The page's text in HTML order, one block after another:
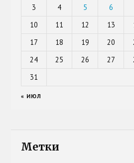
3
4 5 6
10
11 12 13
17
18 19 20
24
25 26 27
31
« ИЮЛ
Метки